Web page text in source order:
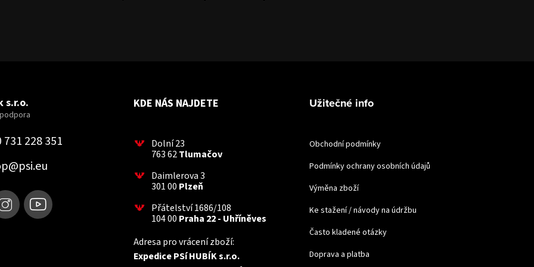
s.r.o.
731 228 351
@psi.eu
KDE NÁS NAJDETE
Dolní 23
763 62Tlumačov
Daimlerova 3
301 00 Plzeň
Přátelství 1686/108
104 00 Praha 22 - Uhříněves
Adresa pro vrácení zboží:
Expedice PSí HUBÍK s.r.o.
Užitečné info
Obchodní podmínky
Podmínky ochrany osobních údajů
Výměna zboží
Ke stažení / návody na údržbu
Často kladené otázky
Doprava a platba